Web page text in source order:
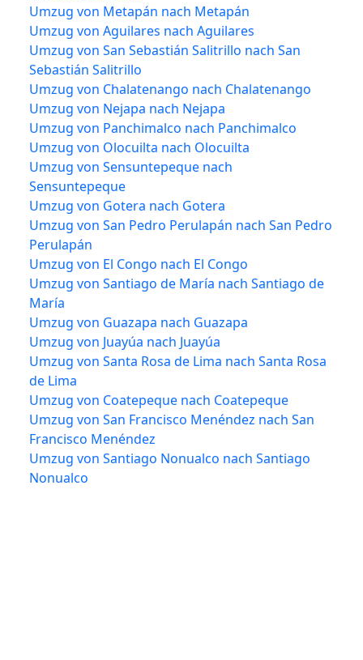
Umzug von Metapán nach Metapán
Umzug von Aguilares nach Aguilares
Umzug von San Sebastián Salitrillo nach San
Sebastián Salitrillo
Umzug von Chalatenango nach Chalatenango
Umzug von Nejapa nach Nejapa
Umzug von Panchimalco nach Panchimalco
Umzug von Olocuilta nach Olocuilta
Umzug von Sensuntepeque nach
Sensuntepeque
Umzug von Gotera nach Gotera
Umzug von San Pedro Perulapán nach San Pedro
Perulapán
Umzug von El Congo nach El Congo
Umzug von Santiago de María nach Santiago de
María
Umzug von Guazapa nach Guazapa
Umzug von Juayúa nach Juayúa
Umzug von Santa Rosa de Lima nach Santa Rosa
de Lima
Umzug von Coatepeque nach Coatepeque
Umzug von San Francisco Menéndez nach San
Francisco Menéndez
Umzug von Santiago Nonualco nach Santiago
Nonualco